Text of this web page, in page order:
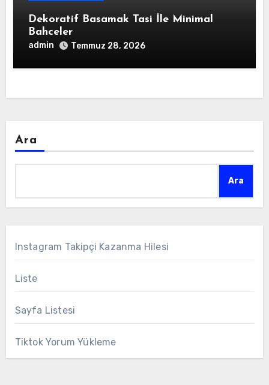
Dekoratif Basamak Tasi İle Minimal
Bahceler
admin Temmuz 28, 2026
Ara
Ara
Instagram Takipçi Kazanma Hilesi
Liste
Sayfa Listesi
Tiktok Yorum Yükleme